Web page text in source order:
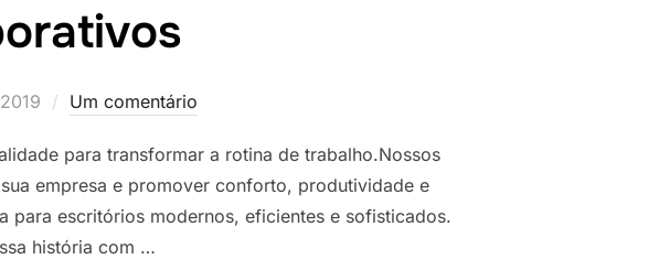
Um comentário
para transformar a rotina de trabalho.Nossos
empresa e promover conforto, produtividade e
para escritórios modernos, eficientes e sofisticados.
história com …